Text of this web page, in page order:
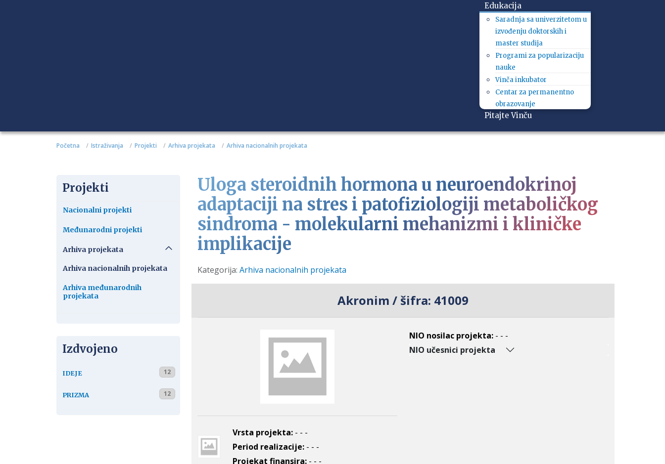
Edukacija
Saradnja sa univerzitetom u
izvođenju doktorskih i
master studija
Programi za popularizaciju
nauke
Vinča inkubator
Centar za permanentno
obrazovanje
Pitajte Vinču
Početna Istraživanja Projekti Arhiva projekata Arhiva nacionalnih projekata
Projekti
Nacionalni projekti
Međunarodni projekti
Arhiva projekata
Arhiva nacionalnih projekata
Arhiva međunarodnih
projekata
Izdvojeno
IDEJE 12
PRIZMA 12
Uloga steroidnih hormona u neuroendokrinoj
adaptaciji na stres i patofiziologiji metaboličkog
sindroma - molekularni mehanizmi i kliničke
implikacije
Detalji
Kategorija: Arhiva nacionalnih projekata
Akronim / šifra: 41009
Vrsta projekta: - - -
Period realizacije: - - -
Projekat finansira: - - -
NIO nosilac projekta: - - -
NIO učesnici projekta